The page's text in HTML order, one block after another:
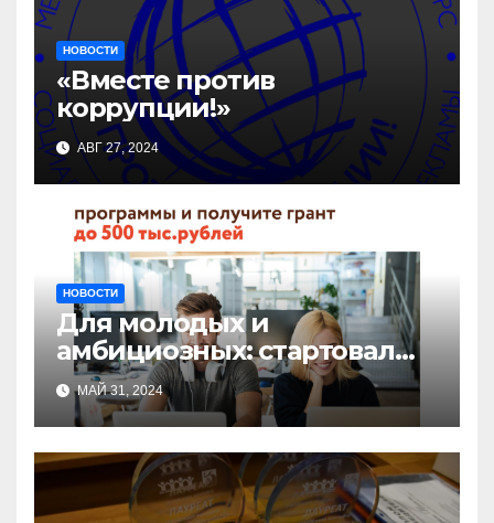
НОВОСТИ
«Вместе против
коррупции!»
АВГ 27, 2024
НОВОСТИ
Для молодых и
амбициозных: стартовал
прием заявок на участие в
бизнес-акселераторе «Ты
предприниматель»
МАЙ 31, 2024